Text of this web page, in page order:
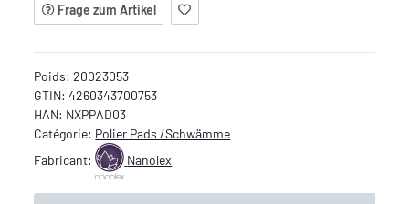
Frage zum Artikel
Poids:20023053
GTIN: 4260343700753
HAN: NXPPAD03
Catégorie: Polier Pads /Schwämme
Fabricant:
Nanolex